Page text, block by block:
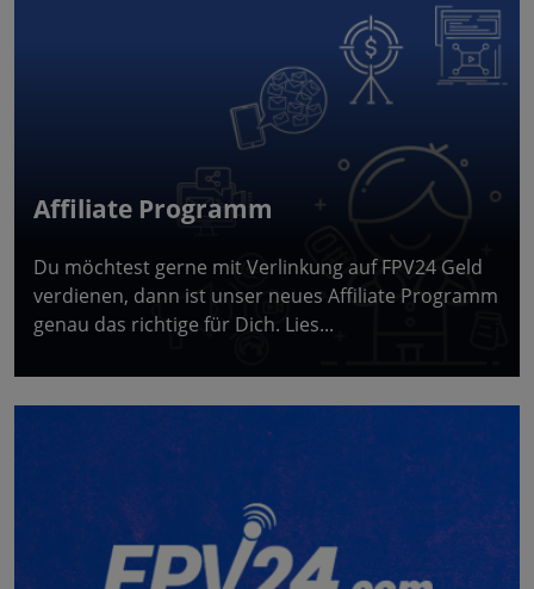
Affiliate Programm
Du möchtest gerne mit Verlinkung auf FPV24 Geld
verdienen, dann ist unser neues Affiliate Programm
genau das richtige für Dich. Lies...